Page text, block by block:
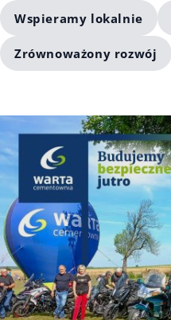
Wspieramy lokalnie
Zrównoważony rozwój